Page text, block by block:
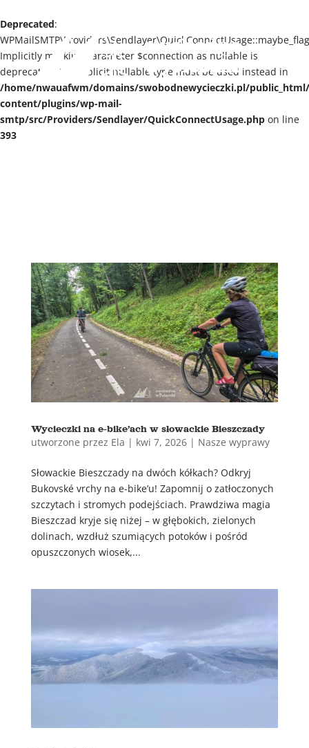
Deprecated:
Implicitly marking parameter $connection as nullable is
deprecated, the explicit nullable type must be used instead in
/home/nwauafwm/domains/swobodnewycieczki.pl/
content/plugins/wp-mail-
smtp/src/Providers/Sendlayer/QuickConnectUsage.php on line
393
Wycieczki na e-bike’ach w słowackie Bieszczady
utworzone przez Ela | kwi 7, 2026| Nasze wyprawy
Słowackie Bieszczady na dwóch kółkach? Odkryj
Bukovské vrchy na e-bike’u! Zapomnij o zatłoczonych
szczytach i stromych podejściach. Prawdziwa magia
Bieszczad kryje się niżej – w głębokich, zielonych
dolinach, wzdłuż szumiących potoków i pośród
opuszczonych wiosek,...